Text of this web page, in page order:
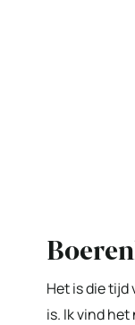
Het is die tijd
is. Ik vind